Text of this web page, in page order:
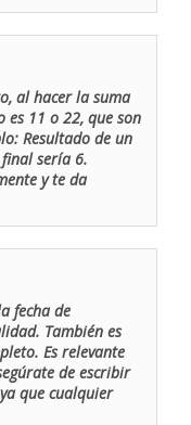
al hacer la suma
es 11 o 22, que son
Resultado de un
sería 6.
y te da
fecha de
También es
Es relevante
de escribir
que cualquier